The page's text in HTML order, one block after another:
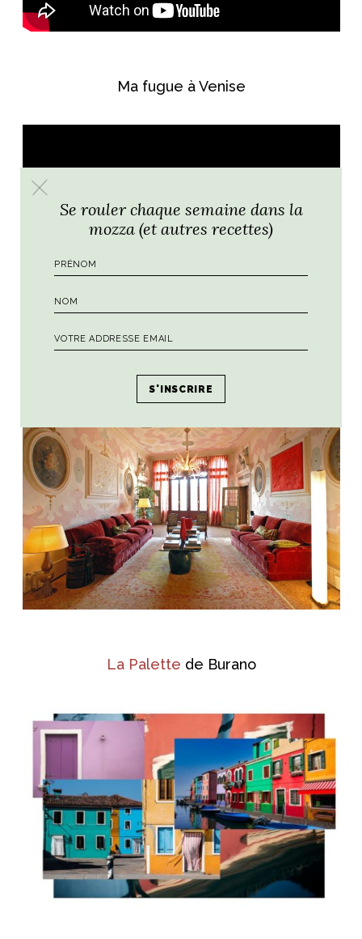
Ma fugue à Venise
La Palette de Burano
Se rouler chaque semaine dans la
mozza (et autres recettes)